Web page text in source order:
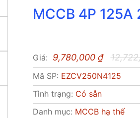
MCCB 4P 125A
Giá: 9,780,000 ₫
Mã SP: EZCV250N4125
Tình trạng: Có sẵn
Danh mục: MCCB hạ thế